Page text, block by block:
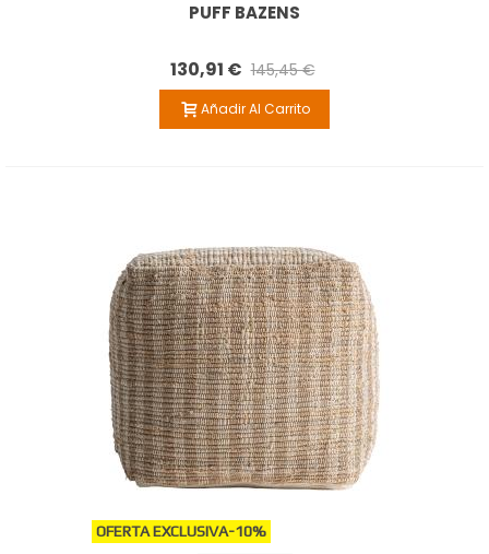
PUFF BAZENS
130,91 € 145,45 €
Añadir Al Carrito
OFERTA EXCLUSIVA-10%